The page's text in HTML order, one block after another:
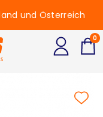
und Österreich
0